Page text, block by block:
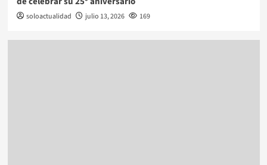
soloactualidad julio 13, 2026 169